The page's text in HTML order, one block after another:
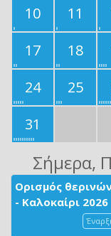
10
11
17
18
24
25
31
Σήμερα,
Ορισμός
- Καλοκαίρι 2026